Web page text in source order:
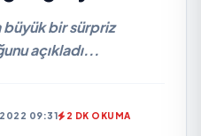
büyük bir sürpriz
açıkladı...
09:31 2 DK OKUMA